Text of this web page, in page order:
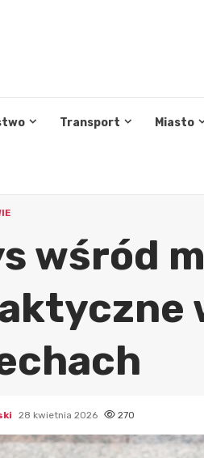
Transport Miasto
wśród
28 kwietnia 2026 270